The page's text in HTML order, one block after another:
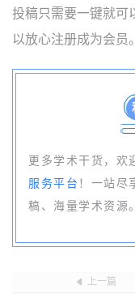
投稿只需要一键就可
以放心注册成为会员。
更多学术干货，欢
服务平台 ！一站尽
稿、海量学术资源。
上一篇